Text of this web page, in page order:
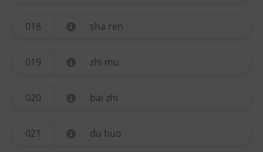
018 sha ren
019 zhi mu
020 bai zhi
021 du huo